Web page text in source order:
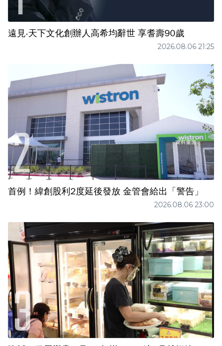
遠見‧天下文化創辦人高希均辭世 享耆壽90歲
2026.08.06 21:25
首例！緯創股利2度延後發放 金管會給出「警告」
2026.08.06 23:00